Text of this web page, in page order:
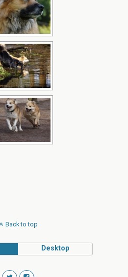
Back to top
Desktop